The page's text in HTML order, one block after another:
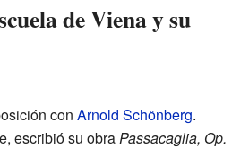
de Viena y su
con Arnold Schönberg.
escribió su obraPassacaglia, Op.